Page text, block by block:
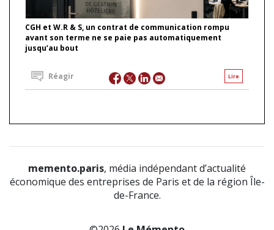
CGH et W.R & S, un contrat de communication rompu
avant son terme ne se paie pas automatiquement
jusqu’au bout
Lire
Réagir
memento.paris, média indépendant d’actualité
économique des entreprises de Paris et de la région Île-
de-France.